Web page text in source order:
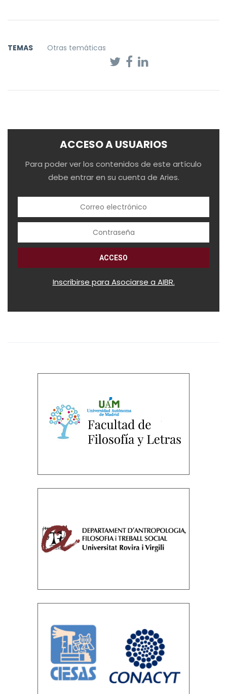
TEMAS Otras temáticas
ACCESO A USUARIOS
Para poder ver los contenidos de este artículo
debe entrar en su cuenta de Aries.
Inscribirse para Asociarse a AIBR.